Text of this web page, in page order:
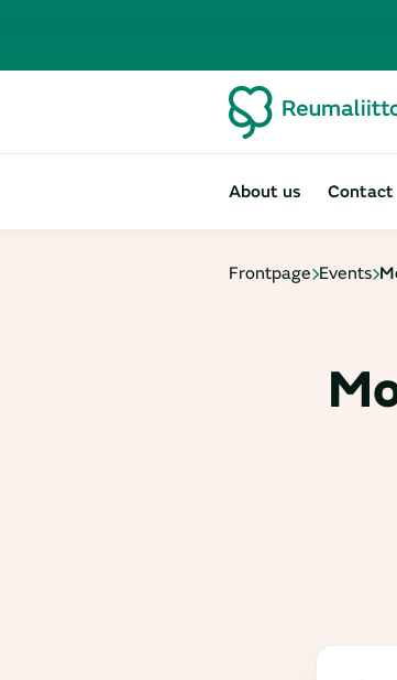
About us Contact
Frontpage Events